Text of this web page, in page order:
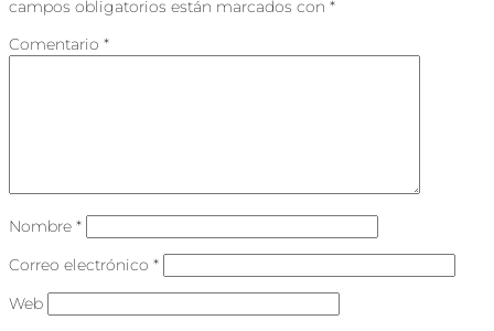
campos obligatorios están marcados con *
Comentario *
Nombre *
Correo electrónico *
Web